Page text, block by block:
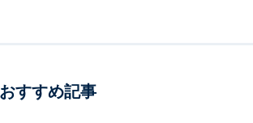
長身イケメン。両親は、松田優作さ
すすめ記事